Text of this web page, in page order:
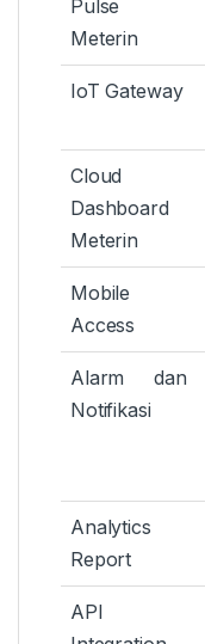
Pulse
Meterin
IoT Gateway
Cloud
Dashboard
Meterin
Mobile
Access
Alarm dan
Notifikasi
Analytics
Report
API